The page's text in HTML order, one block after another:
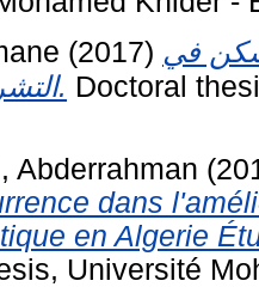
(2017) في
التشريع الجزائري. Doctoral
Abderrahman
dans
en Algerie
Université